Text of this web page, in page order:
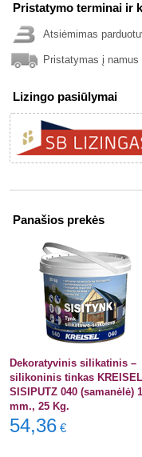
Pristatymo terminai ir
Atsiėmimas
Pristatymas į namus
Lizingo pasiūlymai
Panašios prekės
Dekoratyvinis silikatinis –
silikoninis tinkas KREISEL
SISIPUTZ 040 (samanėlė)
mm., 25 Kg.
54,36 €